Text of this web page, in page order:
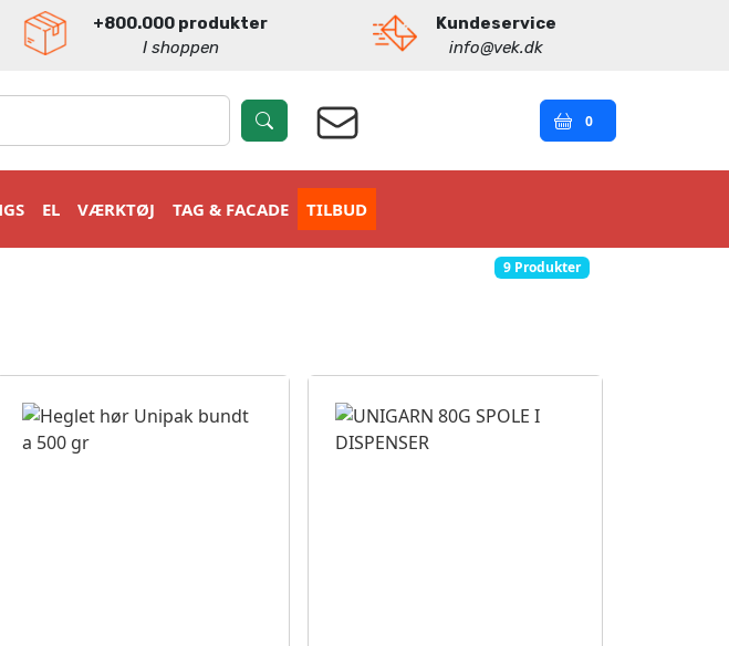
+800.000 produkter
I shoppen
Kundeservice
info@vek.dk
0
EL VÆRKTØJ TAG & FACADE TILBUD
9 Produkter